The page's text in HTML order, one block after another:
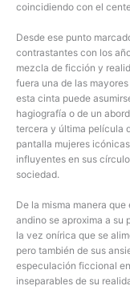
coincidiendo con el
Desde ese punto
contrastantes con los
mezcla de ficción y
fuera una de las
esta cinta puede
hagiografía o de un
tercera y última película
pantalla mujeres
influyentes en sus
sociedad.
De la misma manera que
andino se aproxima a su
la vez onírica que se
pero también de sus
especulación ficcional
inseparables de su